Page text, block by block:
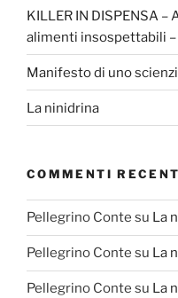
KILLER IN DISPENSA
alimenti insospettabili –
Manifesto di uno
La ninidrina
COMMENTI
Pellegrino Conte su La
Pellegrino Conte su La
Pellegrino Conte su La